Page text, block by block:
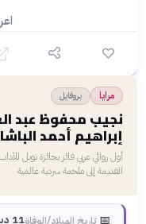
مرايا بروفايل
نجيب محفوظ عبد
إبراهيم أحمد الباشا
أول روائي عربي فائز بجائزة نوبل
القديمة إلى ملحمة سردية عالمية
📅 تاريخ الميلاد/الوفاة11 ديسمبر 1911 - 30 أغسطس 2006